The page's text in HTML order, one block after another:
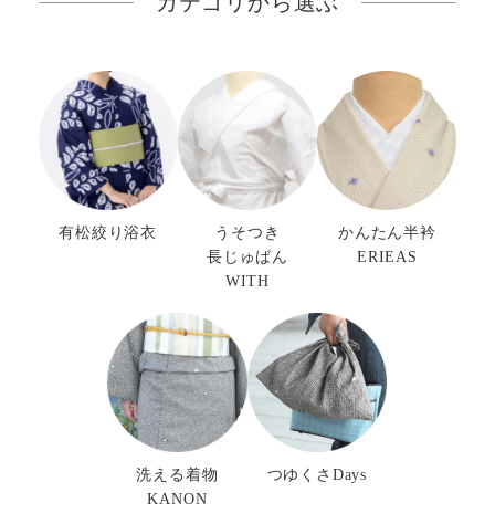
有松絞り浴衣
うそつき
長じゅばん
WITH
かんたん半衿
ERIEAS
洗える着物
KANON
つゆくさDays